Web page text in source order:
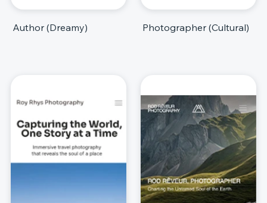
Author (Dreamy) Photographer (Cultural)